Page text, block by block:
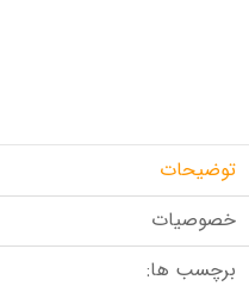
توضیحات
خصوصیات
برچسب ها: